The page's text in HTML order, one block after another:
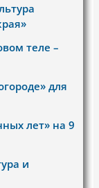
теле –
для
лет» на 9
и